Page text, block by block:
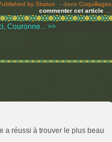
by Siratus - dans Coquillages
commenter cet article
Couronne... >>
a réussi à trouver le plus beau